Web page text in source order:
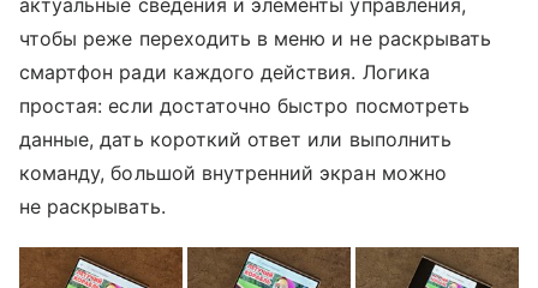
актуальные сведения и элементы управления,
чтобы реже переходить в меню и не раскрывать
смартфон ради каждого действия. Логика
простая: если достаточно быстро посмотреть
данные, дать короткий ответ или выполнить
команду, большой внутренний экран можно
не раскрывать.